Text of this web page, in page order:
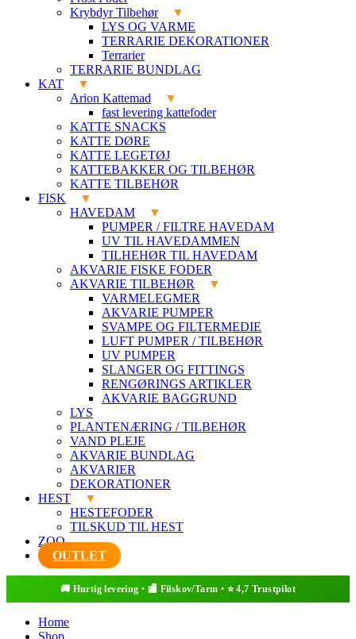
Krybdyr Tilbehør
LYS OG VARME
TERRARIE DEKORATIONER
Terrarier
TERRARIE BUNDLAG
KAT
Arion Kattemad
fast levering kattefoder
KATTE SNACKS
KATTE DØRE
KATTE LEGETØJ
KATTEBAKKER OG TILBEHØR
KATTE TILBEHØR
FISK
HAVEDAM
PUMPER / FILTRE HAVEDAM
UV TIL HAVEDAMMEN
TILHEHØR TIL HAVEDAM
AKVARIE FISKE FODER
AKVARIE TILBEHØR
VARMELEGMER
AKVARIE PUMPER
SVAMPE OG FILTERMEDIE
LUFT PUMPER / TILBEHØR
UV PUMPER
SLANGER OG FITTINGS
RENGØRINGS ARTIKLER
AKVARIE BAGGRUND
LYS
PLANTENÆRING / TILBEHØR
VAND PLEJE
AKVARIE BUNDLAG
AKVARIER
DEKORATIONER
HEST
HESTEFODER
TILSKUD TIL HEST
ZOO
OUTLET
Home
Shop